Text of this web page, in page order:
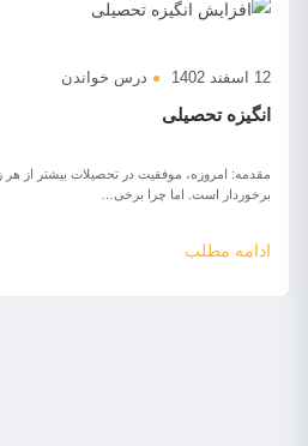
12 اسفند 1402 درس خواندن
انگیزه تحصیلی
مقدمه: امروزه، موفقیت در تحصیلات بیشتر از هر
برخوردار است. اما چرا برخی…
ادامه مطلب